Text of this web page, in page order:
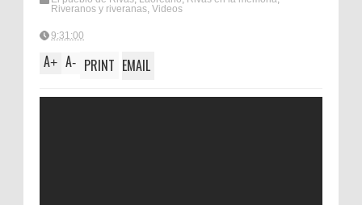
Riveranos y riveranas, Videos
9:31:00
A+ A- PRINT EMAIL